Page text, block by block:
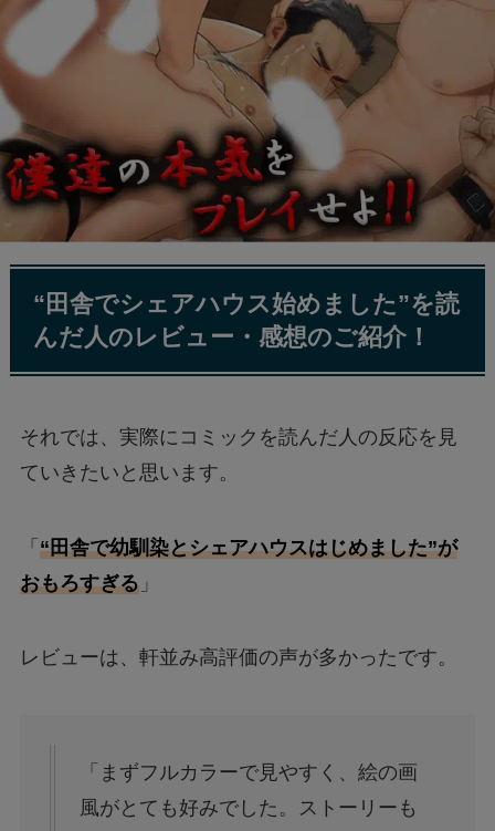
“田舎でシェアハウス始めました”を読
んだ人のレビュー・感想のご紹介！
それでは、実際にコミックを読んだ人の反応を見
ていきたいと思います。
「 “田舎で幼馴染とシェアハウスはじめました”が
おもろすぎる」
レビューは、軒並み高評価の声が多かったです。
「まずフルカラーで見やすく、絵の画
風がとても好みでした。ストーリーも